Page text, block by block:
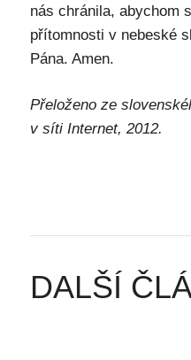
nás chránila, abychom
přítomnosti v nebeské
Pána. Amen.
Přeloženo ze
v síti Internet, 2012.
DALŠÍ